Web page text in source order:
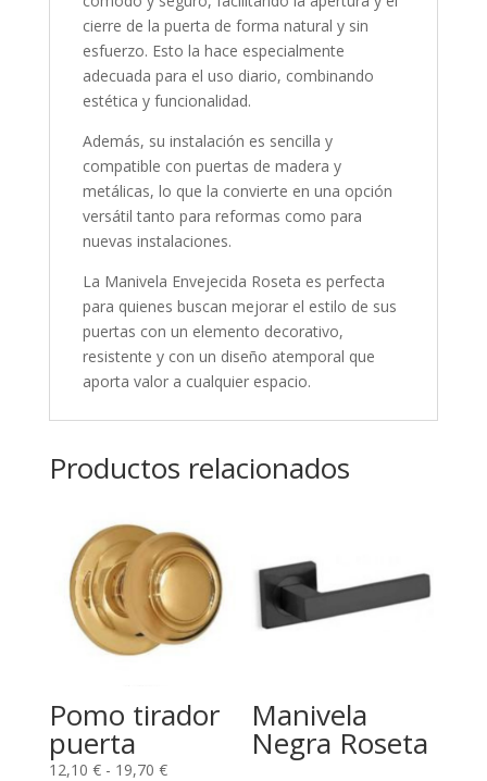
cierre de la puerta de forma natural y sin
esfuerzo. Esto la hace especialmente
adecuada para el uso diario, combinando
estética y funcionalidad.
Además, su instalación es sencilla y
compatible con puertas de madera y
metálicas, lo que la convierte en una opción
versátil tanto para reformas como para
nuevas instalaciones.
La Manivela Envejecida Roseta es perfecta
para quienes buscan mejorar el estilo de sus
puertas con un elemento decorativo,
resistente y con un diseño atemporal que
aporta valor a cualquier espacio.
Productos relacionados
Pomo tirador
puerta
12,10 € - 19,70 €Rango
Manivela
Negra Roseta